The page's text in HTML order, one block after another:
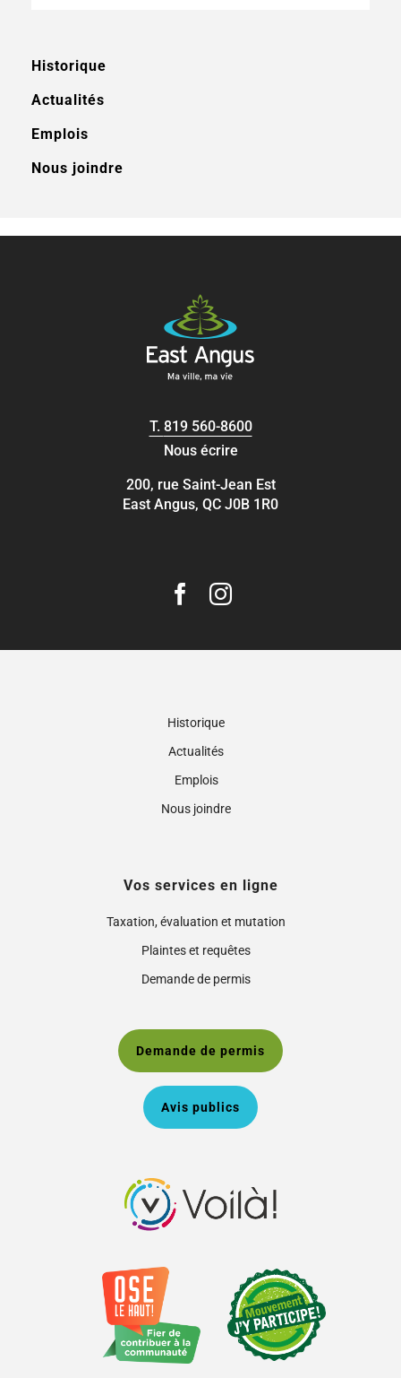
Historique
Actualités
Emplois
Nous joindre
T. 819 560-8600
Nous écrire
200, rue Saint-Jean Est
East Angus, QC J0B 1R0
Historique
Actualités
Emplois
Nous joindre
Vos services en ligne
Taxation, évaluation et mutation
Plaintes et requêtes
Demande de permis
Demande de permis
Avis publics